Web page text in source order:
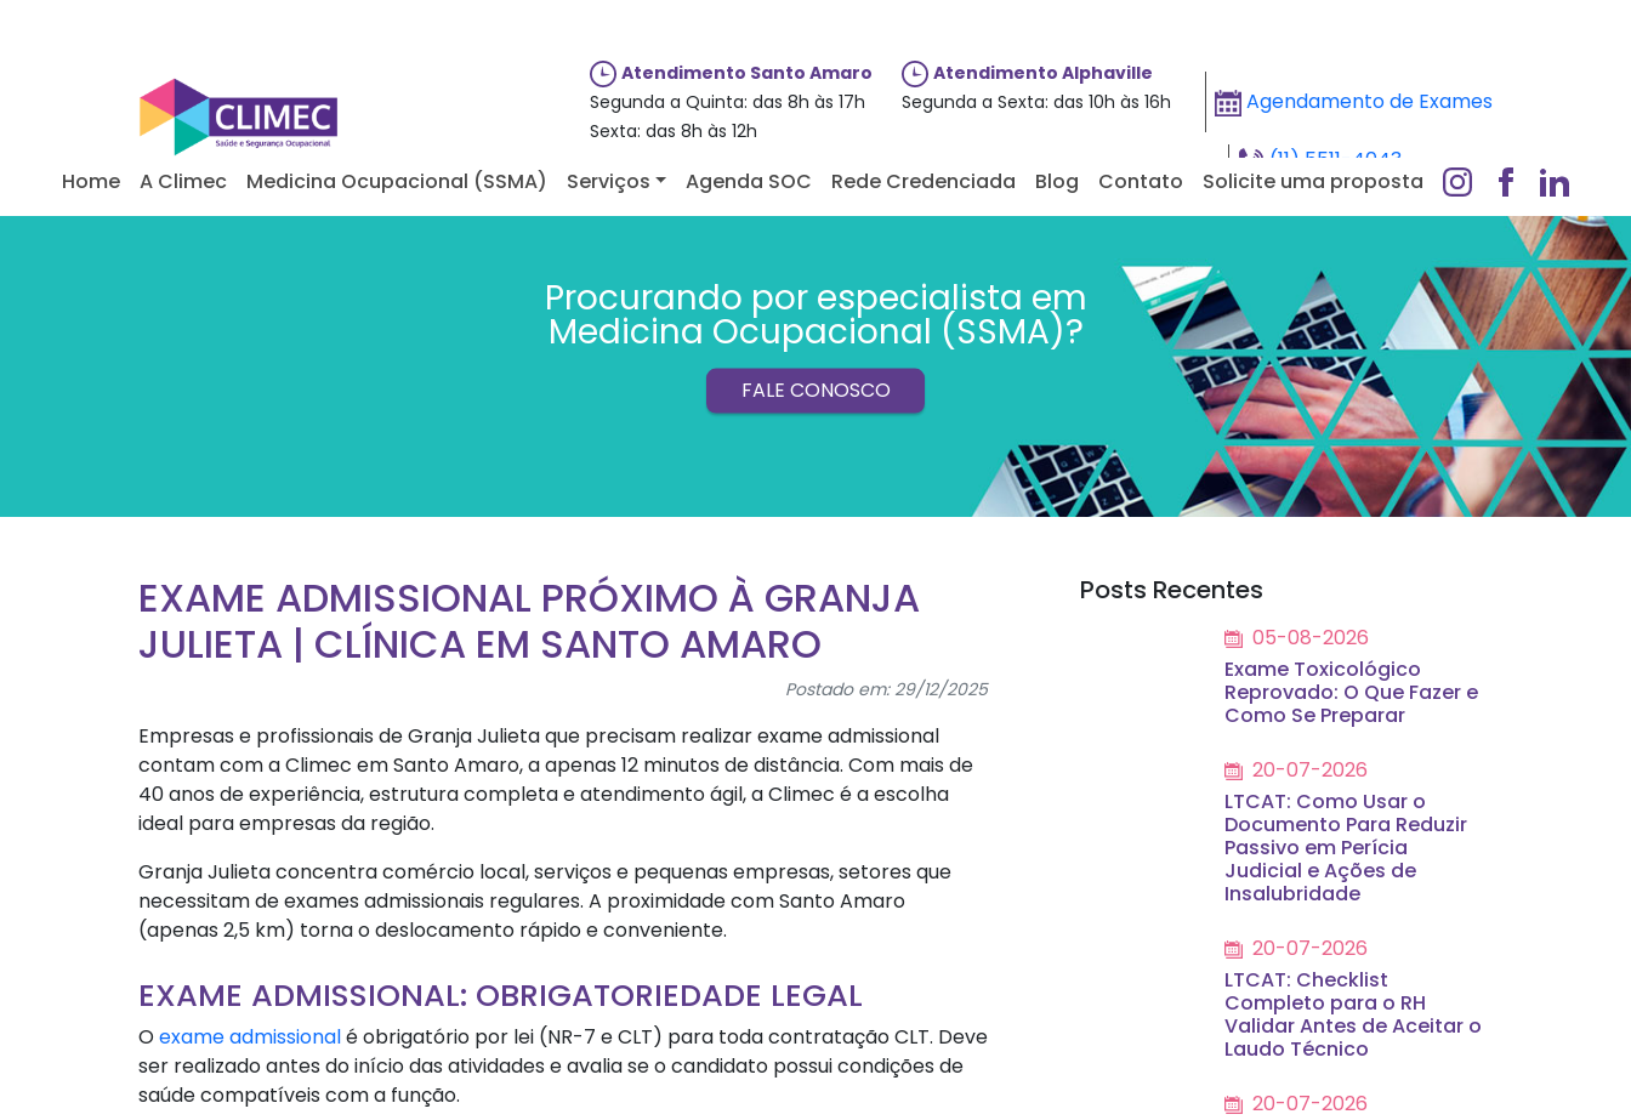
Atendimento Santo Amaro
Segunda a Quinta: das 8h às 17h
Sexta: das 8h às 12h
Atendimento Alphaville
Segunda a Sexta: das 10h às 16h
Agendamento de Exames
(11) 5511-4043
Whatsapp - Clique aqui
Home A Climec Medicina Ocupacional (SSMA) Serviços Agenda SOC Rede Credenciada Blog Contato Solicite uma proposta
Procurando por especialista em
Medicina Ocupacional (SSMA)?
FALE CONOSCO
EXAME ADMISSIONAL PRÓXIMO À GRANJA
JULIETA | CLÍNICA EM SANTO AMARO
Postado em: 29/12/2025
Empresas e profissionais de Granja Julieta que precisam realizar exame admissional
contam com a Climec em Santo Amaro, a apenas 12 minutos de distância. Com mais de
40 anos de experiência, estrutura completa e atendimento ágil, a Climec é a escolha
ideal para empresas da região.
Granja Julieta concentra comércio local, serviços e pequenas empresas, setores que
necessitam de exames admissionais regulares. A proximidade com Santo Amaro
(apenas 2,5 km) torna o deslocamento rápido e conveniente.
EXAME ADMISSIONAL: OBRIGATORIEDADE LEGAL
Oexame admissionalé obrigatório por lei (NR-7 e CLT) para toda contratação CLT. Deve
ser realizado antes do início das atividades e avalia se o candidato possui condições de
saúde compatíveis com a função.
Posts Recentes
05-08-2026
Exame Toxicológico
Reprovado: O Que Fazer e
Como Se Preparar
20-07-2026
LTCAT: Como Usar o
Documento Para Reduzir
Passivo em Perícia
Judicial e Ações de
Insalubridade
20-07-2026
LTCAT: Checklist
Completo para o RH
Validar Antes de Aceitar o
Laudo Técnico
20-07-2026